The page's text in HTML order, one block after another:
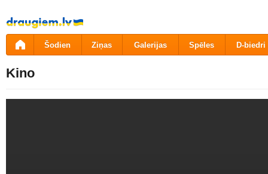
Pāriet
uz
saturu
Šodien Ziņas Galerijas Spēles D-biedri
Kino